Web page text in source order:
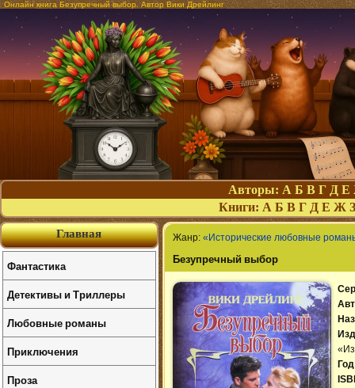
Онлайн книга Безупречный выбор. Автор Вики Дрейлинг
Авторы: А Б В Г Д Е
Книги: А Б В Г Д Е Ж З
Жанр: «Исторические любовные
Безупречный выбор
Главная
Фантастика
Детективы и Триллеры
Любовные романы
Приключения
Проза